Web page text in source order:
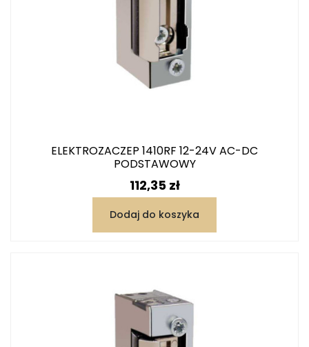
ELEKTROZACZEP 1410RF 12-24V AC-DC
PODSTAWOWY
Cena
112,35 zł
Dodaj do koszyka